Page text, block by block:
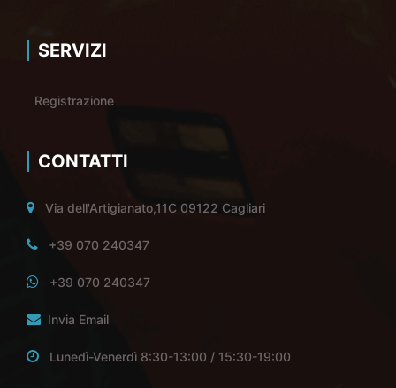
SERVIZI
Registrazione
CONTATTI
Via dell'Artigianato,11C 09122 Cagliari
+39 070 240347
+39 070 240347
Invia Email
Lunedì-Venerdì 8:30-13:00 / 15:30-19:00